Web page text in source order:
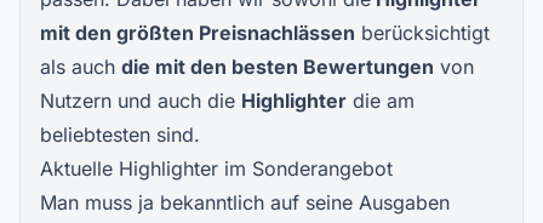
mit den größten Preisnachlässen berücksichtigt
als auch die mit den besten Bewertungen von
Nutzern und auch die Highlighter die am
beliebtesten sind.
Aktuelle Highlighter im Sonderangebot
Man muss ja bekanntlich auf seine Ausgaben